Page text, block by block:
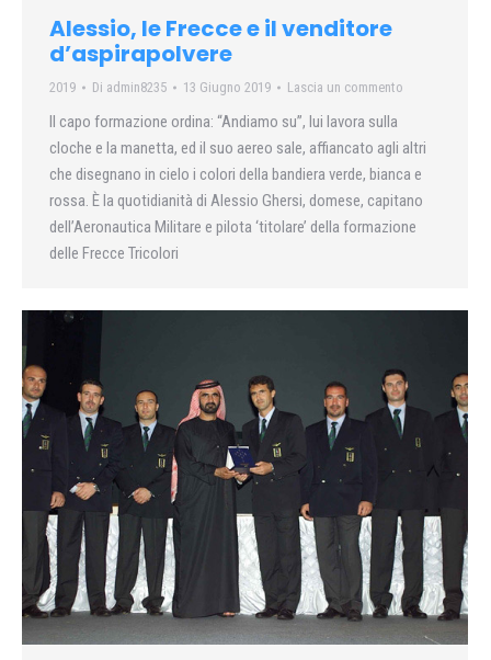
Alessio, le Frecce e il venditore
d’aspirapolvere
2019 Di admin8235 13 Giugno 2019 Lascia un commento
Il capo formazione ordina: “Andiamo su”, lui lavora sulla
cloche e la manetta, ed il suo aereo sale, affiancato agli altri
che disegnano in cielo i colori della bandiera verde, bianca e
rossa. È la quotidianità di Alessio Ghersi, domese, capitano
dell’Aeronautica Militare e pilota ‘titolare’ della formazione
delle Frecce Tricolori